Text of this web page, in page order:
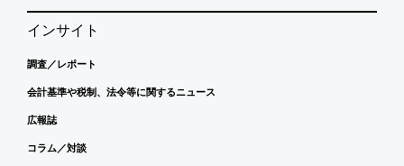
インサイト
調査／レポート
会計基準や税制、法令等に関するニュース
広報誌
コラム／対談